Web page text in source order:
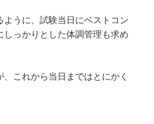
ように、試験当日にベストコン
しっかりとした体調管理も求め
これから当日まではとにかく